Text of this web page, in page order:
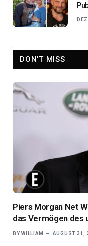
DON'T MISS
Piers Morgan Net
das Vermögen
BY WILLIAM AUGUST 31,